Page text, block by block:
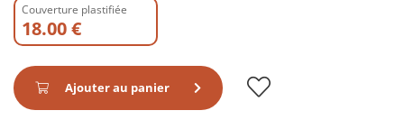
Couverture plastifiée
18.00 €
Ajouter au panier